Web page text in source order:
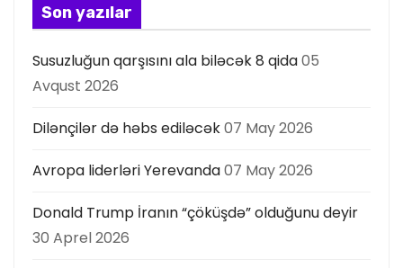
s
ı
Son yazılar
Susuzluğun qarşısını ala biləcək 8 qida05
Avqust 2026
Dilənçilər də həbs ediləcək07 May 2026
Avropa liderləri Yerevanda07 May 2026
Donald Trump İranın “çöküşdə” olduğunu deyir
30 Aprel 2026